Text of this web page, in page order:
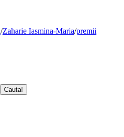
/Zaharie Iasmina-Maria/premii